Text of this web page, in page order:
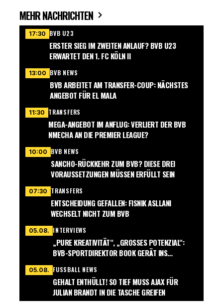
MEHR NACHRICHTEN
17:30 BVB U23
ERSTER SIEG IM ZWEITEN ANLAUF? BVB U23
ERWARTET DEN 1. FC KÖLN II
13:00 BVB NEWS
BVB ARBEITET AM TRANSFER-COUP: NÄCHSTES
ANGEBOT FÜR EL MALA
11:30 TRANSFERS
MEGA-ANGEBOT IM ANFLUG: VERLIERT DER BVB
NMECHA AN DIE PREMIER LEAGUE?
10:00 BVB NEWS
SANCHO-RÜCKKEHR ZUM BVB? DIESE DREI
VORAUSSETZUNGEN MÜSSEN ERFÜLLT SEIN
07:30 TRANSFERS
ENTSCHEIDUNG GEFALLEN: FISNIK ASLLANI
WECHSELT NICHT ZUM BVB
05.08. INTERVIEWS
„PURE KREATIVITÄT“, „GROSSES POTENZIAL“: B
VB-SPORTDIREKTOR BOOK GERÄT INS S
05.08. FUSSBALL NEWS
GEHALT ENTHÜLLT! SO TIEF MUSS AJAX FÜR
JULIAN BRANDT IN DIE TASCHE GREIFEN